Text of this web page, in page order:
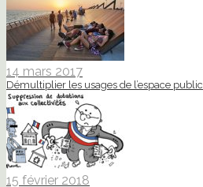
14 mars 2017
Démultiplier les usages de l’espace public
15 février 2018